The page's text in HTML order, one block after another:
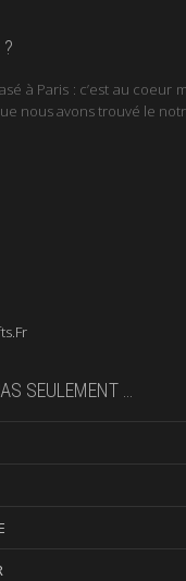
à Paris : c’est au coeur
nous avons trouvé le
SEULEMENT …